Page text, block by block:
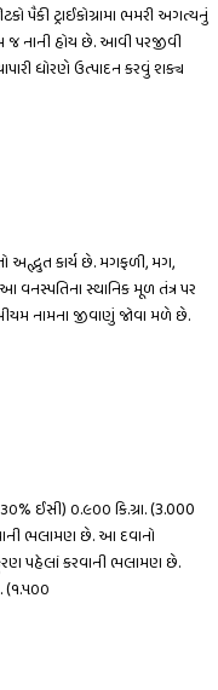
પૈકી ટ્રાઈકોગ્રામા ભમરી અગત્યનું
નાની હોય છે. આવી પરજીવી
ધોરણે ઉત્પાદન કરવું શક્ય
અદ્ભુત કાર્ય છે. મગફળી, મગ,
વનસ્પતિના સ્થાનિક મૂળ તંત્ર પર
નામના જીવાણું જોવા મળે છે.
ઈસી) ૦.૯૦૦ કિ.ગ્રા. (3.000
ભલામણ છે. આ દવાનો
પહેલાં કરવાની ભલામણ છે.
(૧.૫૦૦